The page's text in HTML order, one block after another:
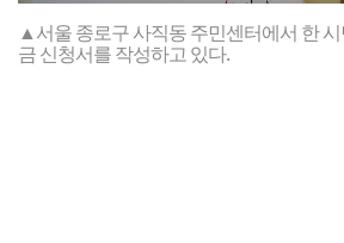
▲서울 종로구 사직동 주민센터에서 한
금 신청서를 작성하고 있다.